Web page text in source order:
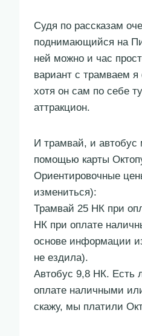
Судя по рассказам
поднимающийся на
ней можно и час
вариант с трамваем я
хотя он сам по себе
аттракцион.
И трамвай, и автобус
помощью карты
Ориентировочные
измениться):
Трамвай 25 НК при
НК при оплате
основе информации
не ездила).
Автобус 9,8 НК. Есть
оплате наличными
скажу, мы платили